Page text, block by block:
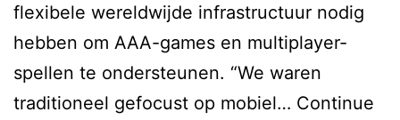
flexibele wereldwijde infrastructuur nodig
hebben om AAA-games en multiplayer-
spellen te ondersteunen. “We waren
traditioneel gefocust op mobiel… Continue